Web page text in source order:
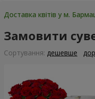
Доставка квітів у м.
Замовити
Сортування: дешевше